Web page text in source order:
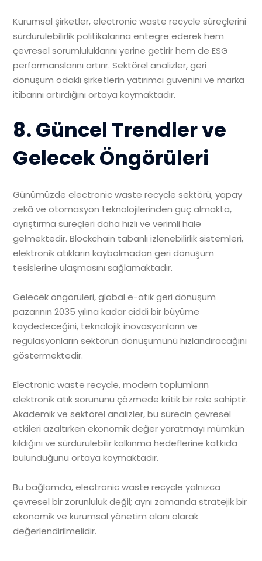
Kurumsal şirketler, electronic waste recycle süreçlerini
sürdürülebilirlik politikalarına entegre ederek hem
çevresel sorumluluklarını yerine getirir hem de ESG
performanslarını artırır. Sektörel analizler, geri
dönüşüm odaklı şirketlerin yatırımcı güvenini ve marka
itibarını artırdığını ortaya koymaktadır.
8. Güncel Trendler ve
Gelecek Öngörüleri
Günümüzde electronic waste recycle sektörü, yapay
zekâ ve otomasyon teknolojilerinden güç almakta,
ayrıştırma süreçleri daha hızlı ve verimli hale
gelmektedir. Blockchain tabanlı izlenebilirlik sistemleri,
elektronik atıkların kaybolmadan geri dönüşüm
tesislerine ulaşmasını sağlamaktadır.
Gelecek öngörüleri, global e-atık geri dönüşüm
pazarının 2035 yılına kadar ciddi bir büyüme
kaydedeceğini, teknolojik inovasyonların ve
regülasyonların sektörün dönüşümünü hızlandıracağını
göstermektedir.
Electronic waste recycle, modern toplumların
elektronik atık sorununu çözmede kritik bir role sahiptir.
Akademik ve sektörel analizler, bu sürecin çevresel
etkileri azaltırken ekonomik değer yaratmayı mümkün
kıldığını ve sürdürülebilir kalkınma hedeflerine katkıda
bulunduğunu ortaya koymaktadır.
Bu bağlamda, electronic waste recycle yalnızca
çevresel bir zorunluluk değil; aynı zamanda stratejik bir
ekonomik ve kurumsal yönetim alanı olarak
değerlendirilmelidir.